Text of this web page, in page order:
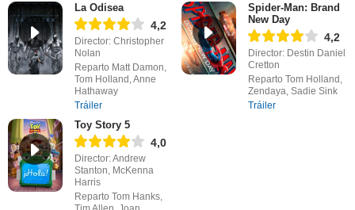
La Odisea
4,2
Director: Christopher
Nolan
Reparto Matt Damon,
Tom Holland, Anne
Hathaway
Tráiler
Spider-Man: Brand
New Day
4,2
Director: Destin Daniel
Cretton
Reparto Tom Holland,
Zendaya, Sadie Sink
Tráiler
Toy Story 5
4,0
Director: Andrew
Stanton, McKenna
Harris
Reparto Tom Hanks,